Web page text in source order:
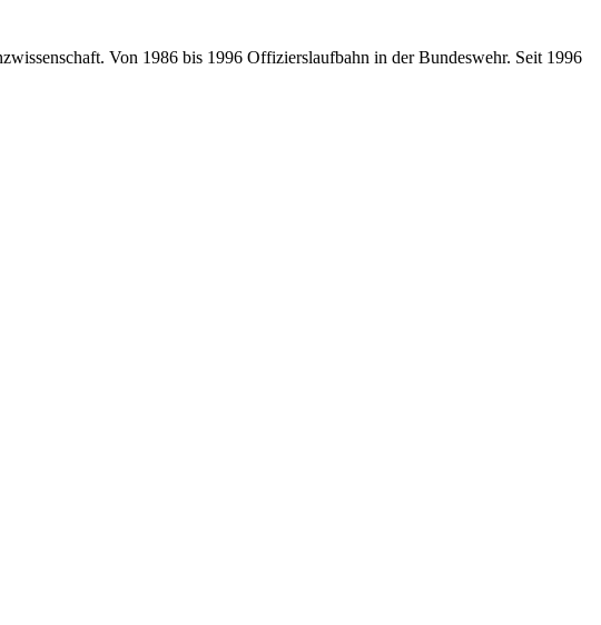
Von 1986 bis 1996 Offizierslaufbahn in der Bundeswehr. Seit 1996